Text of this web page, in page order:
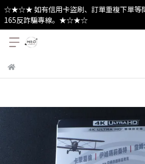
☆★☆★ 如有信用卡盜刷、訂單重複下單等
165反詐騙專線。★☆★☆